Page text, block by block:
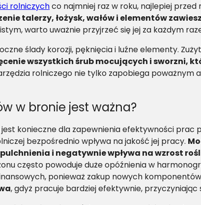
rolniczychco najmniej raz w roku, najlepiej
talerzy, łożysk, wałów i elementów
warto uważnie przyjrzeć się jej za każdym
ślady korozji, pęknięcia i luźne elementy.
wszystkich śrub mocujących i sworzni,
rolniczego nie tylko zapobiega poważnym
w bronie jest ważna?
konieczne dla zapewnienia efektywności prac
bezpośrednio wpływa na jakość jej pracy.
i negatywnie wpływa na wzrost
często powoduje duże opóźnienia w
ponieważ zakup nowych
, gdyż pracuje bardziej efektywnie,